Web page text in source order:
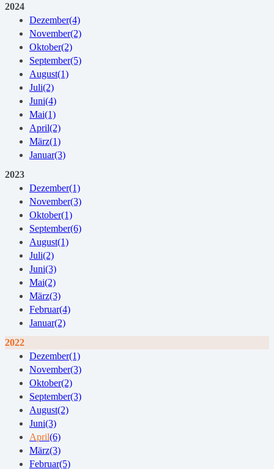
2024
Dezember(4)
November(2)
Oktober(2)
September(5)
August(1)
Juli(2)
Juni(4)
Mai(1)
April(2)
März(1)
Januar(3)
2023
Dezember(1)
November(3)
Oktober(1)
September(6)
August(1)
Juli(2)
Juni(3)
Mai(2)
März(3)
Februar(4)
Januar(2)
2022
Dezember(1)
November(3)
Oktober(2)
September(3)
August(2)
Juni(3)
April(6)
März(3)
Februar(5)